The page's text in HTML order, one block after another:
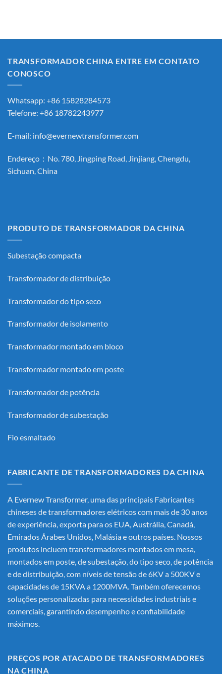
TRANSFORMADOR CHINA ENTRE EM CONTATO
CONOSCO
Whatsapp: +86 15828284573
Telefone: +86 18782243977
E-mail: info@evernewtransformer.com
Endereço：No. 780, Jingping Road, Jinjiang, Chengdu,
Sichuan, China
PRODUTO DE TRANSFORMADOR DA CHINA
Subestação compacta
Transformador de distribuição
Transformador do tipo seco
Transformador de isolamento
Transformador montado em bloco
Transformador montado em poste
Transformador de potência
Transformador de subestação
Fio esmaltado
FABRICANTE DE TRANSFORMADORES DA CHINA
A Evernew Transformer, uma das principais Fabricantes
chineses de transformadores elétricoscom mais de 30 anos
de experiência, exporta para os EUA, Austrália, Canadá,
Emirados Árabes Unidos, Malásia e outros países. Nossos
produtos incluem transformadores montados em mesa,
montados em poste, de subestação, do tipo seco, de potência
e de distribuição, com níveis de tensão de 6KV a 500KV e
capacidades de 15KVA a 1200MVA. Também oferecemos
soluções personalizadas para necessidades industriais e
comerciais, garantindo desempenho e confiabilidade
máximos.
PREÇOS POR ATACADO DE TRANSFORMADORES
NA CHINA